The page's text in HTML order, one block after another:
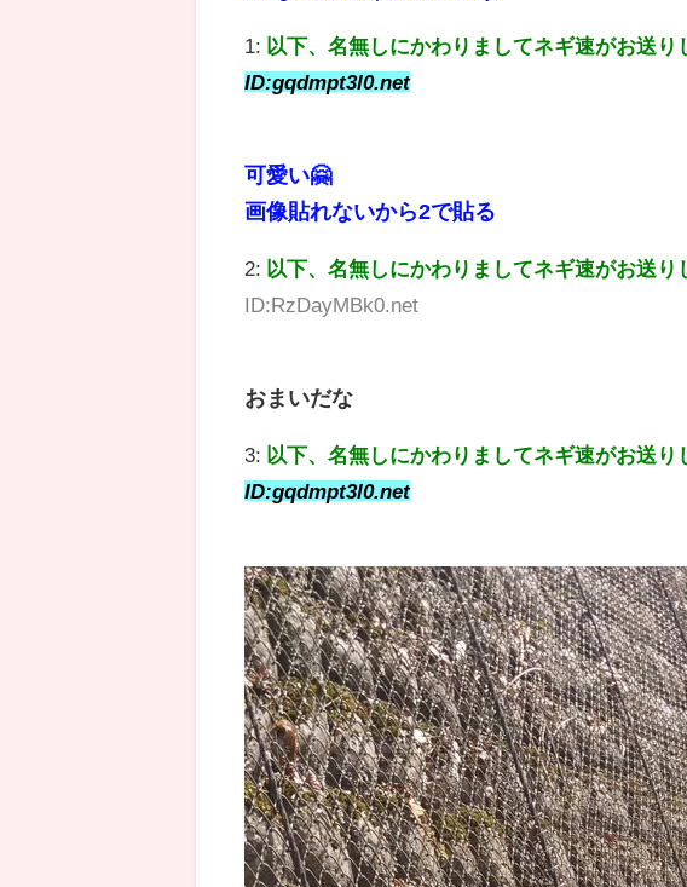
1: 以下、名無しにかわりましてネギ速がお送り
ID:gqdmpt3l0.net
可愛い🤗
画像貼れないから2で貼る
2: 以下、名無しにかわりましてネギ速がお送り
ID:RzDayMBk0.net
おまいだな
3: 以下、名無しにかわりましてネギ速がお送り
ID:gqdmpt3l0.net